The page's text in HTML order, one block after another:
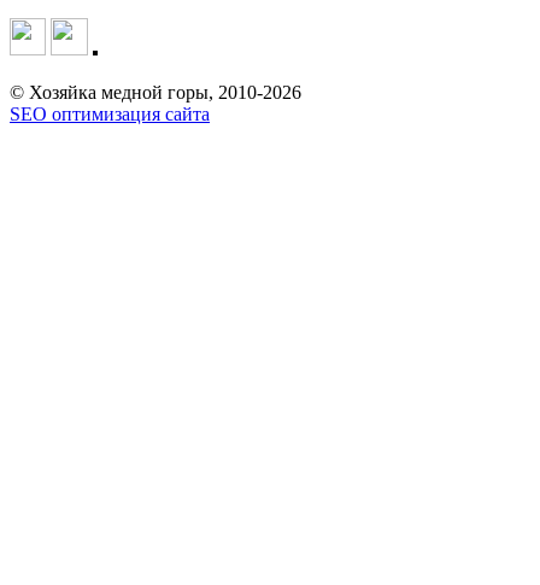
© Хозяйка медной горы, 2010-2026
SEO оптимизация сайта